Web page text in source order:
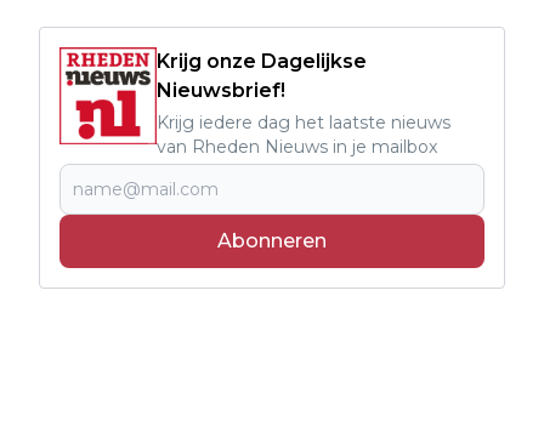
Krijg onze Dagelijkse
Nieuwsbrief!
Krijg iedere dag het laatste nieuws
van Rheden Nieuws in je mailbox
Abonneren